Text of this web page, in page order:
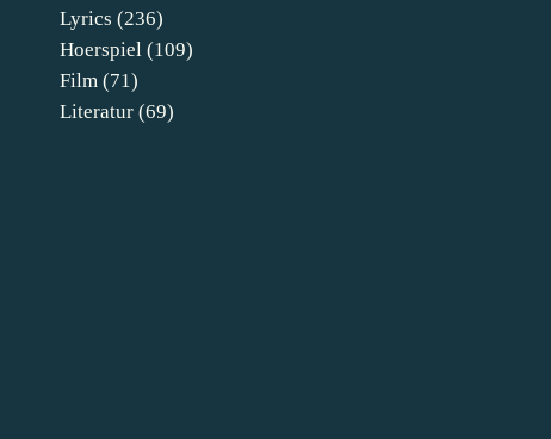
Lyrics (236)
Hoerspiel (109)
Film (71)
Literatur (69)